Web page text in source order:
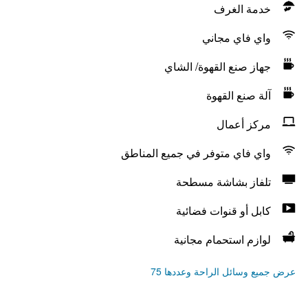
خدمة الغرف
واي فاي مجاني
جهاز صنع القهوة/ الشاي
آلة صنع القهوة
مركز أعمال
واي فاي متوفر في جميع المناطق
تلفاز بشاشة مسطحة
كابل أو قنوات فضائية
لوازم استحمام مجانية
عرض جميع وسائل الراحة وعددها 75